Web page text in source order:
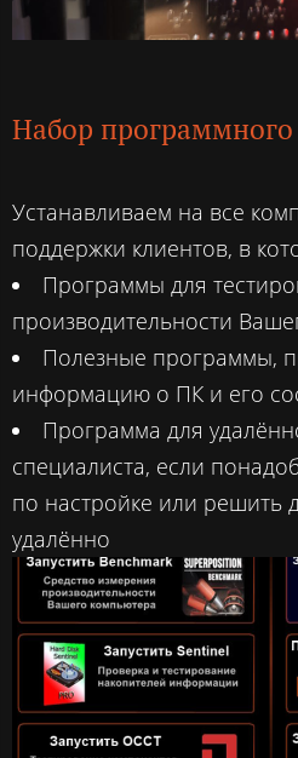
Набор
Устанавливаем на все
поддержки клиентов, в
Программы для
производительности
Полезные программы,
информацию о ПК и его
Программа для
специалиста, если
по настройке или решить
удалённо